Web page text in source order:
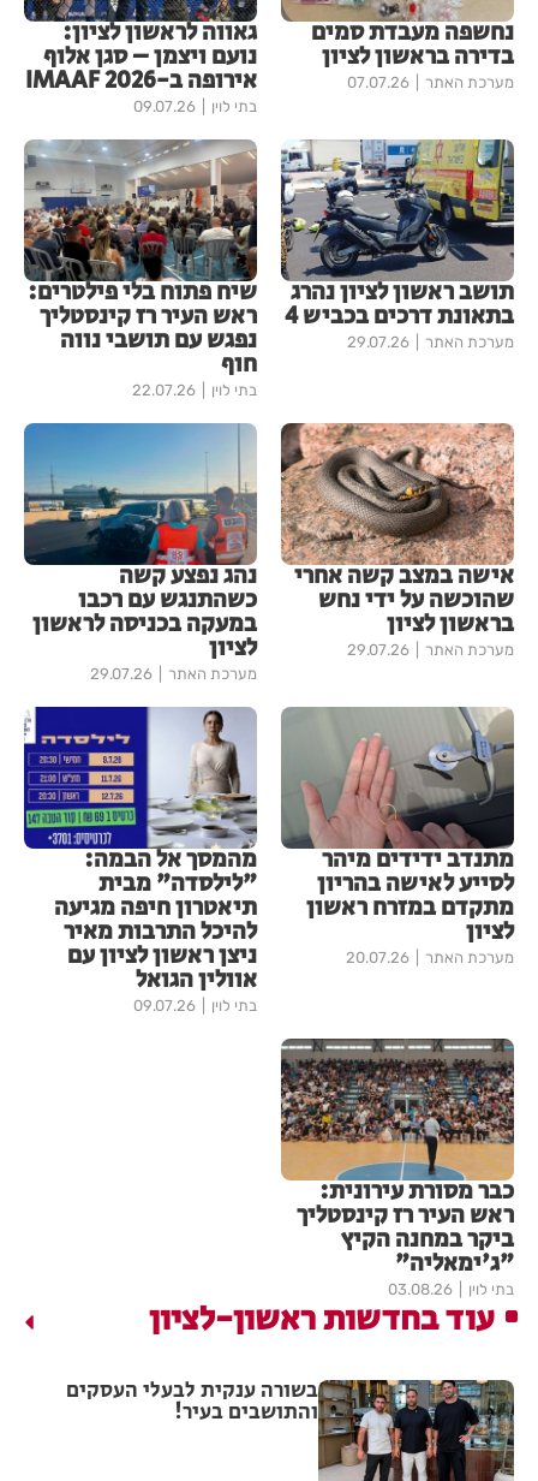
נחשפה מעבדת סמים
בדירה בראשון לציון
מערכת האתר 07.07.26
גאווה לראשון לציון:
נועם ויצמן – סגן אלוף
אירופה ב-IMAAF 2026
בתי לוין 09.07.26
תושב ראשון לציון נהרג
בתאונת דרכים בכביש 4
מערכת האתר 29.07.26
שיח פתוח בלי פילטרים:
ראש העיר רז קינסטליך
נפגש עם תושבי נווה
חוף
בתי לוין 22.07.26
אישה במצב קשה אחרי
שהוכשה על ידי נחש
בראשון לציון
מערכת האתר 29.07.26
נהג נפצע קשה
כשהתנגש עם רכבו
במעקה בכניסה לראשון
לציון
מערכת האתר 29.07.26
מתנדב ידידים מיהר
לסייע לאישה בהריון
מתקדם במזרח ראשון
לציון
מערכת האתר 20.07.26
מהמסך אל הבמה:
"לילסדה" מבית
תיאטרון חיפה מגיעה
להיכל התרבות מאיר
ניצן ראשון לציון עם
אוולין הגואל
בתי לוין 09.07.26
כבר מסורת עירונית:
ראש העיר רז קינסטליך
ביקר במחנה הקיץ
"ג'ימאליה"
בתי לוין 03.08.26
עוד בחדשות ראשון-לציון
בשורה ענקית לבעלי העסקים
והתושבים בעיר!